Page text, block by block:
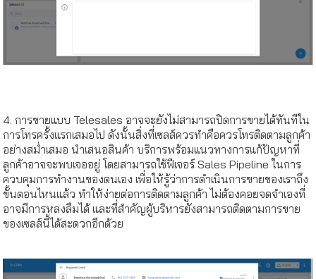
4. การขายแบบ Telesales อาจจะยังไม่สามารถปิดการขายได้ทันทีใน
การโทรครั้งแรกเสมอไป ดังนั้นสิ่งที่เซลส์ควรทำคือควรโทรติดตามลูกค้า
อย่างสม่ำเสมอ นำเสนอสินค้า บริการพร้อมแนวทางการแก้ปัญหาที่
ลูกค้าอาจจะพบเจออยู่ โดยสามารถใช้ฟีเจอร์ Sales Pipeline ในการ
ควบคุมการทำงานของตนเอง เพื่อให้รู้ว่าการดำเนินการขายของเราถึง
ขั้นตอนไหนแล้ว ทำให้ง่ายต่อการติดตามลูกค้า ไม่ต้องคอยจดจำเองที่
อาจมีการหลงลืมได้ และที่สำคัญผู้บริหารยังสามารถติดตามการขาย
ของเซลส์นี้ได้สะดวกอีกด้วย